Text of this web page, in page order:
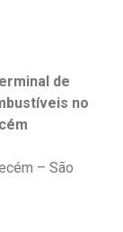
de
no
– São